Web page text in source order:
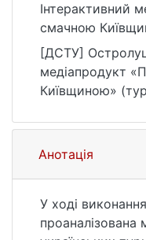
Інтерактивний
смачною
маршрут
робота,
університет
https://
[ДСТУ]
медіапродукт
Київщиною»
магістра : 06
Мариненко. Київ,
https://
Анотація
У ході
проаналізована